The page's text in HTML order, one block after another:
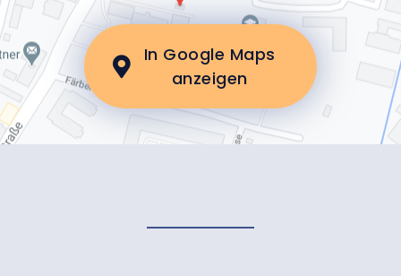
In Google Maps
anzeigen